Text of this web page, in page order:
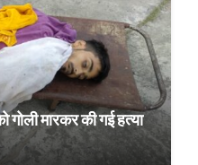
मारकर की गई हत्या